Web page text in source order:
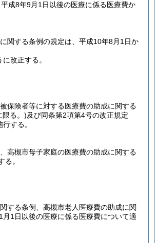
成8年9月1日以後の医療に係る医療費か
関する条例の規定は、平成10年8月1日か
改正する。
保険者等に対する医療費の助成に関する
限る。)及び同条第2項第4号の改正規定
する。
高槻市母子家庭の医療費の助成に関する
。
する条例、高槻市老人医療費の助成に関
1日以後の医療に係る医療費について適